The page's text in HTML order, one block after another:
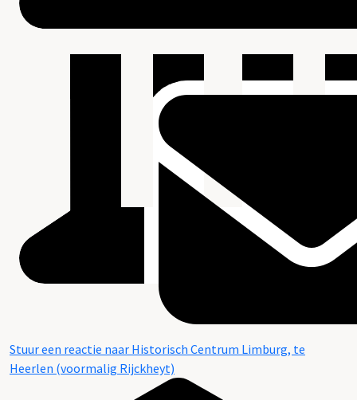
Stuur een reactie naar Historisch Centrum Limburg, te
Heerlen (voormalig Rijckheyt)